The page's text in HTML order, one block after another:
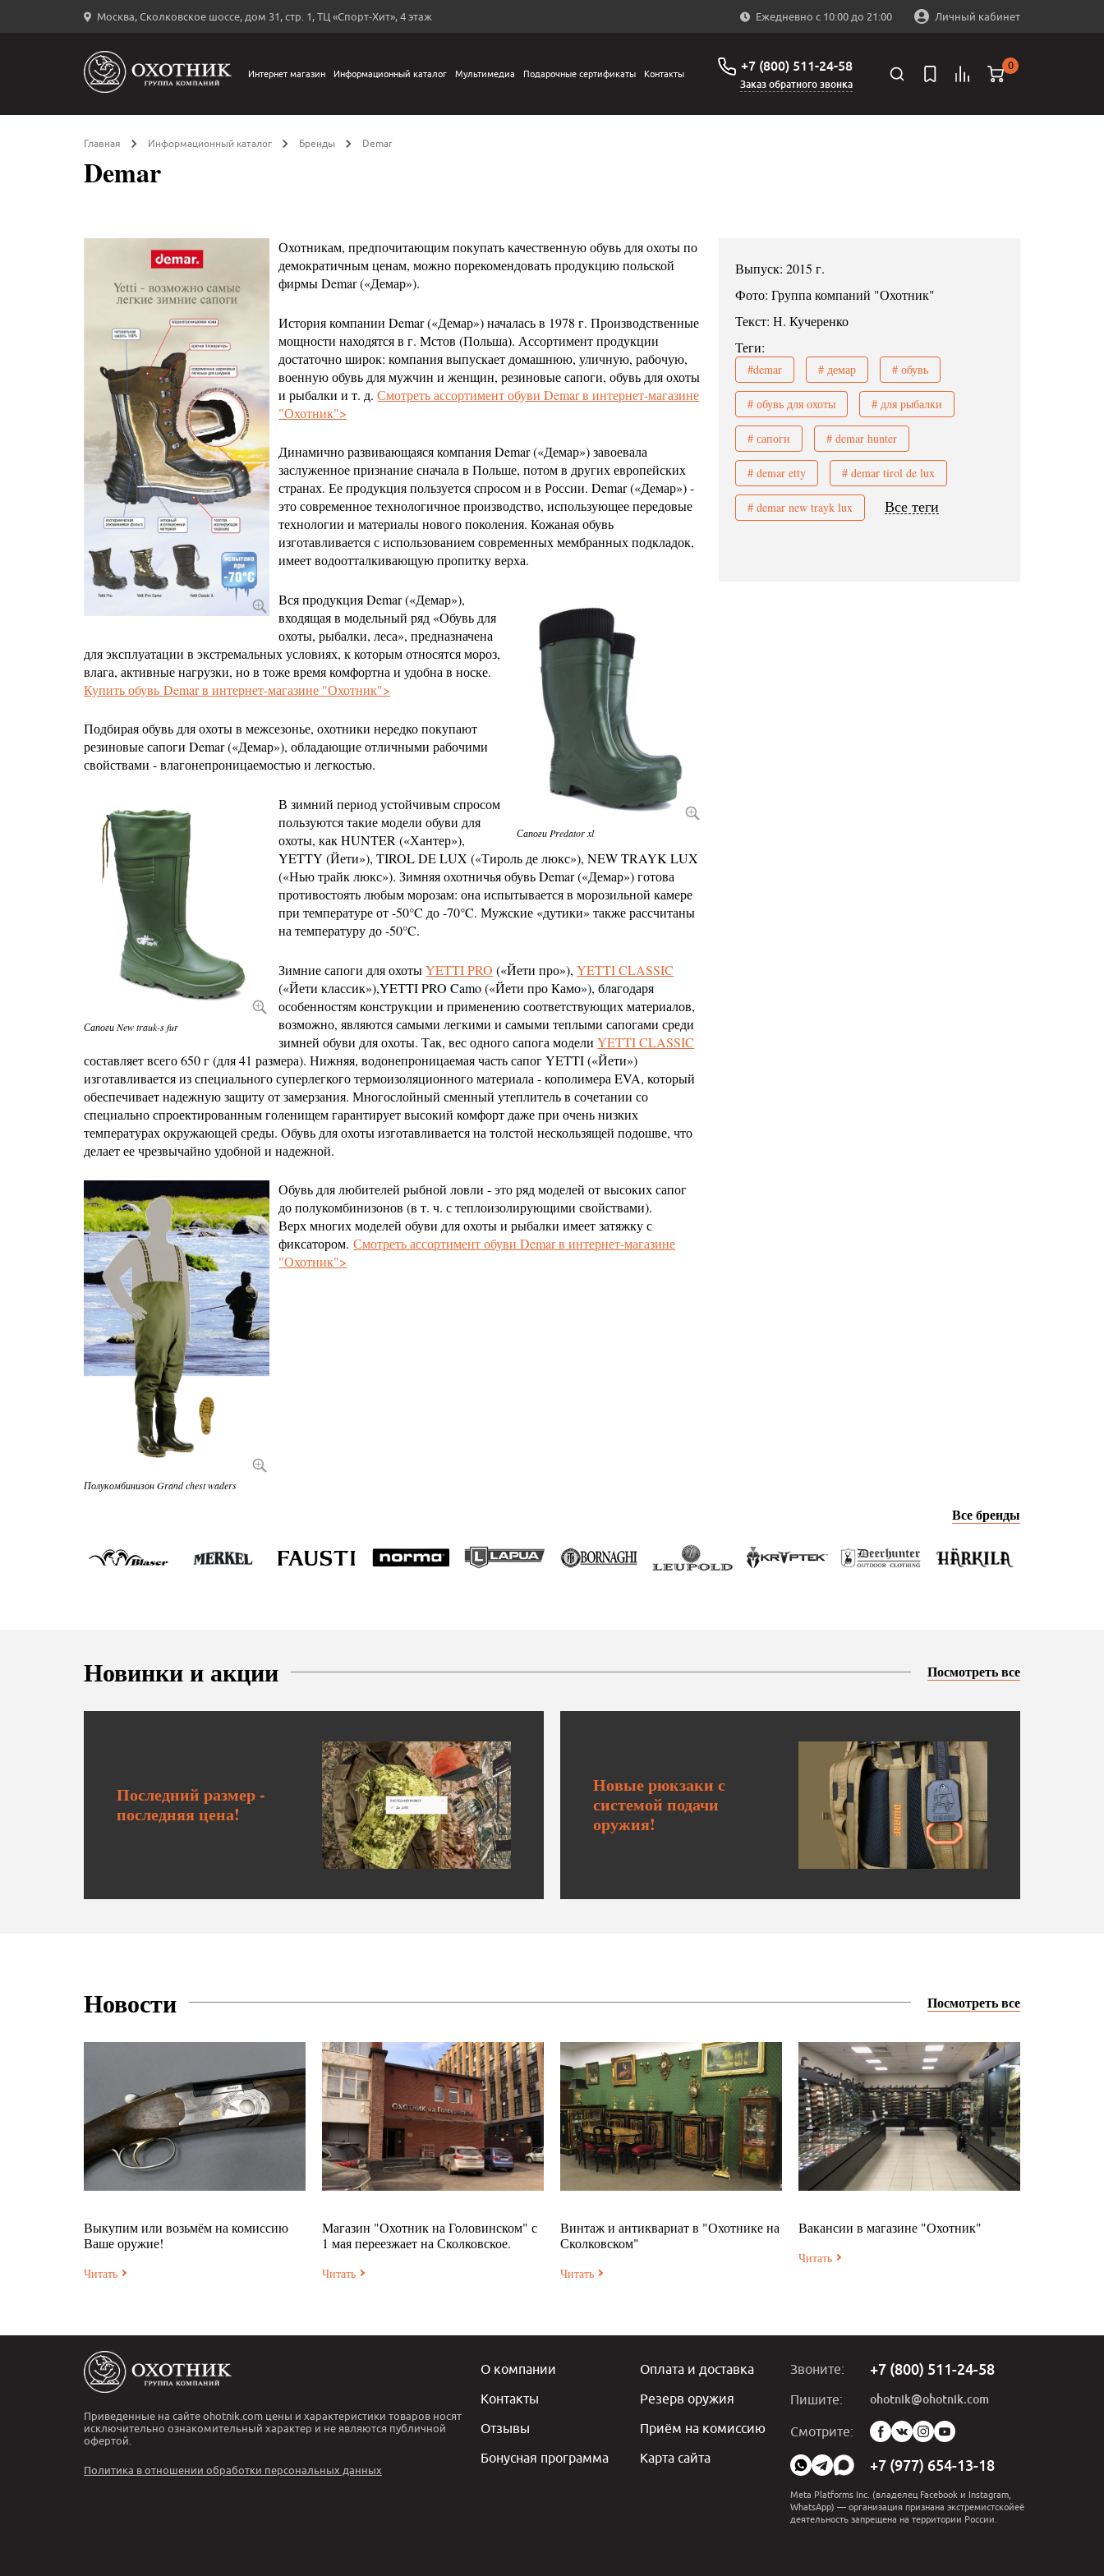
Москва, Сколковское шоссе, дом 31, стр. 1, ТЦ «Спорт-Хит», 4 этаж Ежедневно с 10:00 до 21:00 Личный кабинет
←
Интернет магазин Информационный каталог Мультимедиа Подарочные сертификаты Контакты +7 (800) 511-24-58
Заказ обратного звонка
0
Главная Информационный каталог Бренды Demar
Demar
Выпуск: 2015 г.
Фото: Группа компаний "Охотник"
Текст: Н. Кучеренко
Теги:
#demar # демар # обувь
# обувь для охоты # для рыбалки
# сапоги # demar hunter
# demar etty # demar tirol de lux
# demar new trayk lux Все теги
Охотникам, предпочитающим покупать качественную обувь для охоты по
демократичным ценам, можно порекомендовать продукцию польской
фирмы Demar («Демар»).
История компании Demar («Демар») началась в 1978 г. Производственные
мощности находятся в г. Мстов (Польша). Ассортимент продукции
достаточно широк: компания выпускает домашнюю, уличную, рабочую,
военную обувь для мужчин и женщин, резиновые сапоги, обувь для охоты
и рыбалки и т. д.Смотреть ассортимент обуви Demar в интернет-магазине
"Охотник">
Динамично развивающаяся компания Demar («Демар») завоевала
заслуженное признание сначала в Польше, потом в других европейских
странах. Ее продукция пользуется спросом и в России. Demar («Демар») -
это современное технологичное производство, использующее передовые
технологии и материалы нового поколения. Кожаная обувь
изготавливается с использованием современных мембранных подкладок,
имеет водоотталкивающую пропитку верха.
Сапоги Predator xl
Вся продукция Demar («Демар»),
входящая в модельный ряд «Обувь для
охоты, рыбалки, леса», предназначена
для эксплуатации в экстремальных условиях, к которым относятся мороз,
влага, активные нагрузки, но в тоже время комфортна и удобна в носке.
Купить обувь Demar в интернет-магазине "Охотник">
Подбирая обувь для охоты в межсезонье, охотники нередко покупают
резиновые сапоги Demar («Демар»), обладающие отличными рабочими
свойствами - влагонепроницаемостью и легкостью.
Сапоги New trauk-s fur
В зимний период устойчивым спросом
пользуются такие модели обуви для
охоты, как HUNTER («Хантер»),
YETTY (Йети»), TIROL DE LUX («Тироль де люкс»), NEW TRAYK LUX
(«Нью трайк люкс»). Зимняя охотничья обувь Demar («Демар») готова
противостоять любым морозам: она испытывается в морозильной камере
при температуре от -50°C до -70°C. Мужские «дутики» также рассчитаны
на температуру до -50°C.
Зимние сапоги для охотыYETTI PRO («Йети про»),YETTI CLASSIC
(«Йети классик»),YETTI PRO Camo («Йети про Камо»), блaгодаря
особенностям конструкции и применению соответствующих материалов,
возможно, являются самыми легкими и самыми теплыми сапогами среди
зимней обуви для охоты. Так, вес одного сапога моделиYETTI CLASSIC
составляет всего 650 г (для 41 размера). Нижняя, водонепроницаемая часть сапог YETTI («Йети»)
изготавливается из специального суперлегкого термоизоляционного материала - кополимера EVA, который
обеспечивает надежную защиту от замерзания. Многослойный сменный утеплитель в сочетании со
специально спроектированным голенищем гарантирует высокий комфорт даже при очень низких
температурах окружающей среды. Обувь для охоты изготавливается на толстой нескользящей подошве, что
делает ее чрезвычайно удобной и надежной.
Полукомбинизон Grand chest waders
Обувь для любителей рыбной ловли - это ряд моделей от высоких сапог
до полукомбинизонов (в т. ч. с теплоизолирующими свойствами).
Верх многих моделей обуви для охоты и рыбалки имеет затяжку с
фиксатором.Смотреть ассортимент обуви Demar в интернет-магазине
"Охотник">
Все бренды
Новинки и акции Посмотреть все
Последний размер -
последняя цена!
Новые рюкзаки с
системой подачи
оружия!
Новости Посмотреть все
Выкупим или возьмём на комиссию
Ваше оружие!
Читать
Магазин "Охотник на Головинском" с
1 мая переезжает на Сколковское.
Читать
Винтаж и антиквариат в "Охотнике на
Сколковском"
Читать
Вакансии в магазине "Охотник"
Читать
Приведенные на сайте ohotnik.com цены и характеристики товаров носят
исключительно ознакомительный характер и не являются публичной
офертой.
Политика в отношении обработки персональных данных
О компании
Контакты
Отзывы
Бонусная программа
Оплата и доставка
Резерв оружия
Приём на комиссию
Карта сайта
Звоните: +7 (800) 511-24-58
Пишите: ohotnik@ohotnik.com
Смотрите:
Мы
в
социальных
сетях:
+7 (977) 654-13-18
Meta Platforms Inc. (владелец Facebook и Instagram,
WhatsApp) — организация признана экстремистскойеё
деятельность запрещена на территории России.